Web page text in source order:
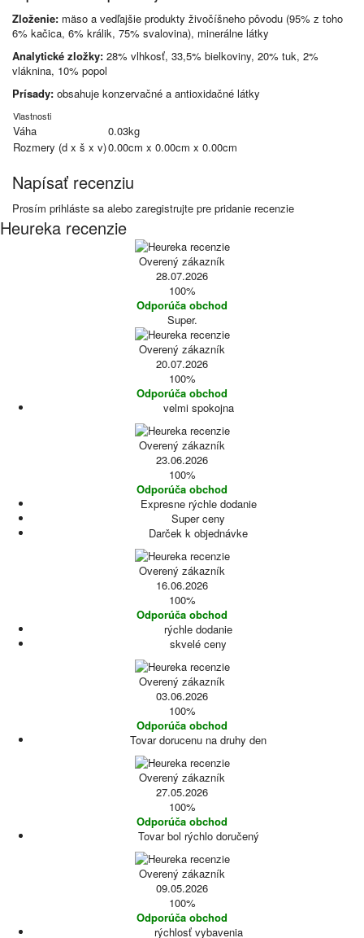
Zloženie: mäso a vedľajšie produkty živočíšneho pôvodu (95% z toho
6% kačica, 6% králik, 75% svalovina), minerálne látky
Analytické zložky: 28% vlhkosť, 33,5% bielkoviny, 20% tuk, 2%
vláknina, 10% popol
Prísady: obsahuje konzervačné a antioxidačné látky
Vlastnosti
Váha
0.03kg
Rozmery (d x š x v)0.00cm x 0.00cm x 0.00cm
Napísať recenziu
Prosím prihláste sa alebo zaregistrujte pre pridanie recenzie
Heureka recenzie
Overený zákazník
28.07.2026
100%
Odporúča obchod
Super.
Overený zákazník
20.07.2026
100%
Odporúča obchod
velmi spokojna
Overený zákazník
23.06.2026
100%
Odporúča obchod
Expresne rýchle dodanie
Super ceny
Darček k objednávke
Overený zákazník
16.06.2026
100%
Odporúča obchod
rýchle dodanie
skvelé ceny
Overený zákazník
03.06.2026
100%
Odporúča obchod
Tovar dorucenu na druhy den
Overený zákazník
27.05.2026
100%
Odporúča obchod
Tovar bol rýchlo doručený
Overený zákazník
09.05.2026
100%
Odporúča obchod
rýchlosť vybavenia